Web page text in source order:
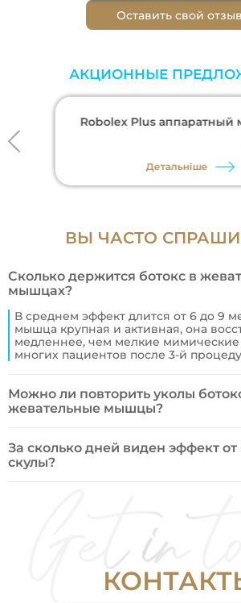
Оставить свой отзыв
АКЦИОННЫЕ
Robolex Plus аппаратный
Детальніше
ВЫ ЧАСТО
Сколько держится ботокс в
мышцах?
В среднем эффект длится от 6 до 9
мышца крупная и активная, она
медленнее, чем мелкие
многих пациентов после 3-й
Можно ли повторить уколы
жевательные мышцы?
восстановления мышечного тонуса.
визиты позволяют поддерживать
лица и предотвращать рецидивы
За сколько дней виден эффект от
скулы?
«ботокс в челюсть») станет
недель, когда объем мышечной
КОНТАКТ